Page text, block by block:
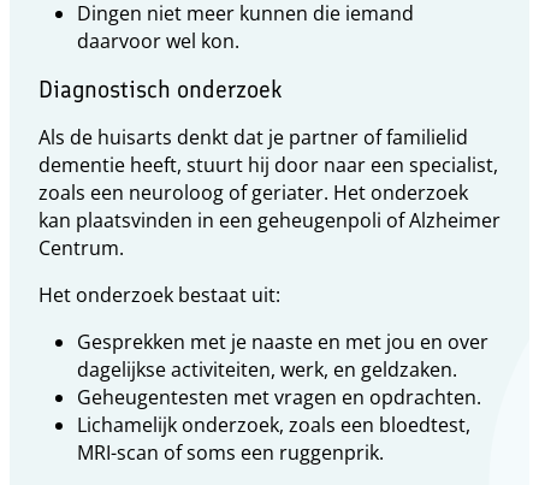
Dingen niet meer kunnen die iemand
daarvoor wel kon.
Diagnostisch onderzoek
Als de huisarts denkt dat je partner of familielid
dementie heeft, stuurt hij door naar een specialist,
zoals een neuroloog of geriater. Het onderzoek
kan plaatsvinden in een geheugenpoli of Alzheimer
Centrum.
Het onderzoek bestaat uit:
Gesprekken met je naaste en met jou en over
dagelijkse activiteiten, werk, en geldzaken.
Geheugentesten met vragen en opdrachten.
Lichamelijk onderzoek, zoals een bloedtest,
MRI-scan of soms een ruggenprik.